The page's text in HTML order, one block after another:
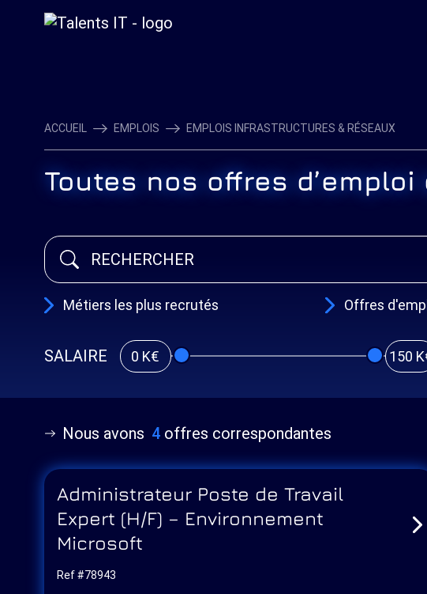
ACCUEIL EMPLOIS EMPLOIS INFRASTRUCTURES & RÉSEAUX
Toutes nos offres
Métiers les plus recrutés Offres
SALAIRE 0 K€ 150
Nous avons 4 offres correspondantes
Administrateur Poste de Travail
Expert (H/F) – Environnement
Microsoft
Ref #78943